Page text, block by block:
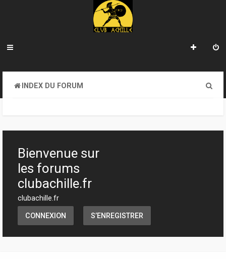
INDEX DU FORUM
h
Bienvenue sur
les forums
clubachille.fr
clubachille.fr
CONNEXION S’ENREGISTRER